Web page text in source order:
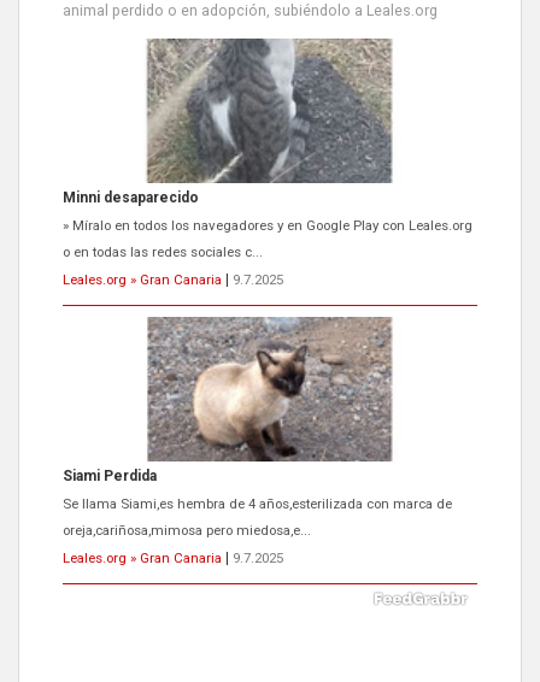
animal perdido o en adopción, subiéndolo a Leales.org
Minni desaparecido
» Míralo en todos los navegadores y en Google Play con Leales.org
o en todas las redes sociales c...
Leales.org » Gran Canaria
9.7.2025
Siami Perdida
Se llama Siami,es hembra de 4 años,esterilizada con marca de
oreja,cariñosa,mimosa pero miedosa,e...
Leales.org » Gran Canaria
9.7.2025